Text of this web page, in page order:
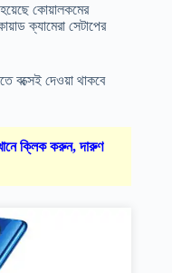
কোয়ালকমের
ক্যামেরা সেটাপের
বক্সেই দেওয়া থাকবে
ক্লিক করুন, দারুণ